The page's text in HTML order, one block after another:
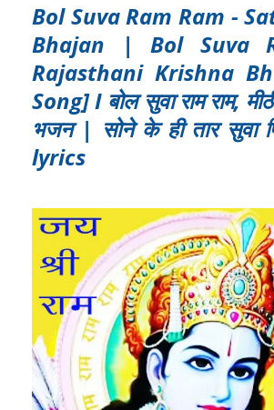
Bol Suva Ram Ram -
Bhajan | Bol Suva
Rajasthani Krishna
Song] I बोल सुवा राम राम,
भजन | सोने के ही तार सुवा
lyrics